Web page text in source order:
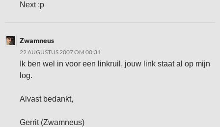
Next :p
Zwamneus
22 AUGUSTUS 2007 OM 00:31
Ik ben wel in voor een linkruil, jouw link staat al op mijn
log.
Alvast bedankt,
Gerrit (Zwamneus)